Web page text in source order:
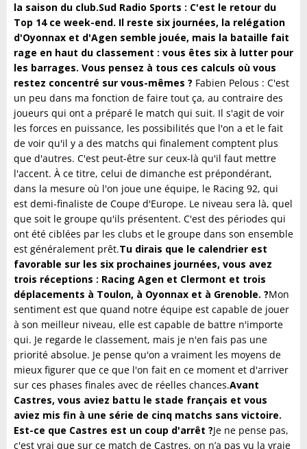
la saison du club.Sud Radio Sports : C'est le retour du
Top 14 ce week-end. Il reste six journées, la relégation
d'Oyonnax et d'Agen semble jouée, mais la bataille fait
rage en haut du classement : vous êtes six à lutter pour
les barrages. Vous pensez à tous ces calculs où vous
restez concentré sur vous-mêmes ? Fabien Pelous : C'est
un peu dans ma fonction de faire tout ça, au contraire des
joueurs qui ont a préparé le match qui suit. Il s'agit de voir
les forces en puissance, les possibilités que l'on a et le fait
de voir qu'il y a des matchs qui finalement comptent plus
que d'autres. C'est peut-être sur ceux-là qu'il faut mettre
l'accent. À ce titre, celui de dimanche est prépondérant,
dans la mesure où l'on joue une équipe, le Racing 92, qui
est demi-finaliste de Coupe d'Europe. Le niveau sera là, quel
que soit le groupe qu'ils présentent. C'est des périodes qui
ont été ciblées par les clubs et le groupe dans son ensemble
est généralement prêt.Tu dirais que le calendrier est
favorable sur les six prochaines journées, vous avez
trois réceptions : Racing Agen et Clermont et trois
déplacements à Toulon, à Oyonnax et à Grenoble. ?Mon
sentiment est que quand notre équipe est capable de jouer
à son meilleur niveau, elle est capable de battre n'importe
qui. Je regarde le classement, mais je n'en fais pas une
priorité absolue. Je pense qu'on a vraiment les moyens de
mieux figurer que ce que l'on fait en ce moment et d'arriver
sur ces phases finales avec de réelles chances.Avant
Castres, vous aviez battu le stade français et vous
aviez mis fin à une série de cinq matchs sans victoire.
Est-ce que Castres est un coup d'arrêt ?Je ne pense pas,
c'est vrai que sur ce match de Castres, on n’a pas vu la vraie